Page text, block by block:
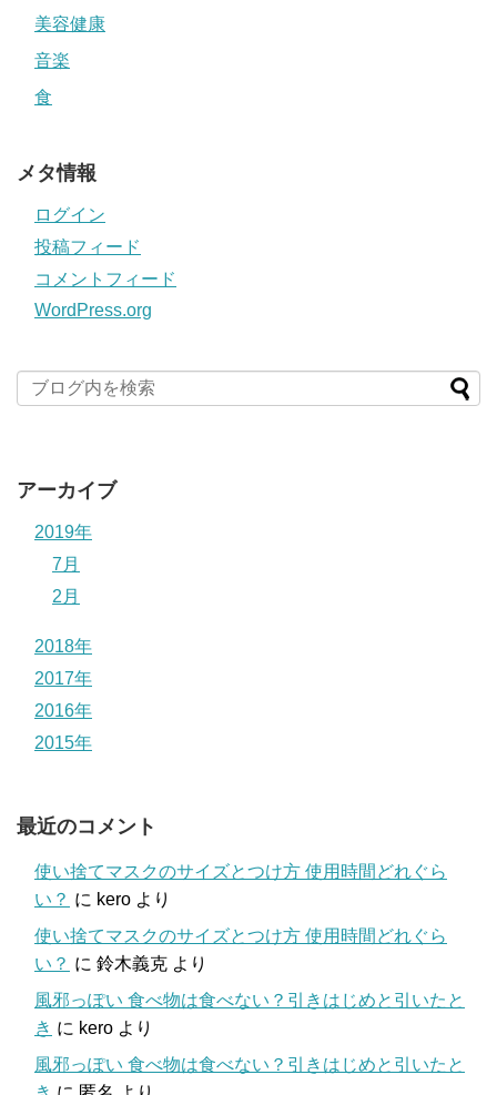
美容健康
音楽
食
メタ情報
ログイン
投稿フィード
コメントフィード
WordPress.org
アーカイブ
2019年
7月
2月
2018年
2017年
2016年
2015年
最近のコメント
使い捨てマスクのサイズとつけ方 使用時間どれぐら
い？ に kero より
使い捨てマスクのサイズとつけ方 使用時間どれぐら
い？ に 鈴木義克 より
風邪っぽい 食べ物は食べない？引きはじめと引いたと
き に kero より
風邪っぽい 食べ物は食べない？引きはじめと引いたと